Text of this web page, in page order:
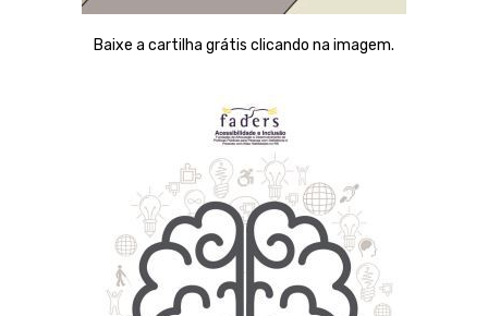
Baixe a cartilha grátis clicando na imagem.